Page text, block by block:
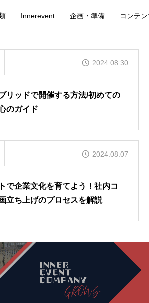
Innerevent 企画・準備 コンテ
2024.08.30
リッドで開催する方法/初めての
のガイド
2024.08.07
で企業文化を育てよう！社内コ
立ち上げのプロセスを解説